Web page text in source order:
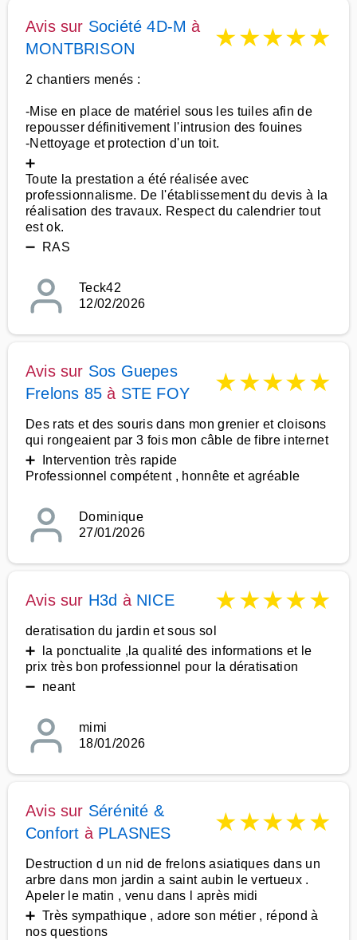
Avis sur Société 4D-M à
MONTBRISON
★★★★★
2 chantiers menés :
-Mise en place de matériel sous les tuiles afin de
repousser définitivement l'intrusion des fouines
-Nettoyage et protection d'un toit.
➕
Toute la prestation a été réalisée avec
professionnalisme. De l'établissement du devis à la
réalisation des travaux. Respect du calendrier tout
est ok.
➖ RAS
Teck42
12/02/2026
Avis sur Sos Guepes
Frelons 85 à STE FOY ★★★★★
Des rats et des souris dans mon grenier et cloisons
qui rongeaient par 3 fois mon câble de fibre internet
➕ Intervention très rapide
Professionnel compétent , honnête et agréable
Dominique
27/01/2026
Avis sur H3d à NICE ★★★★★
deratisation du jardin et sous sol
➕ la ponctualite ,la qualité des informations et le
prix très bon professionnel pour la dératisation
➖ neant
mimi
18/01/2026
Avis sur Sérénité &
Confort à PLASNES ★★★★★
Destruction d un nid de frelons asiatiques dans un
arbre dans mon jardin a saint aubin le vertueux .
Apeler le matin , venu dans l après midi
➕ Très sympathique , adore son métier , répond à
nos questions